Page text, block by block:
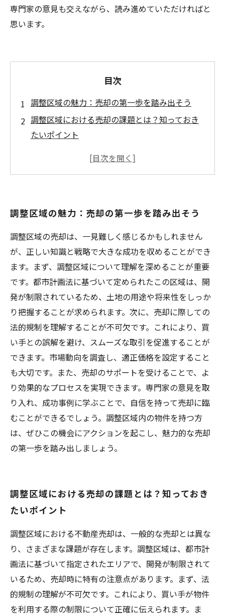
専門家の意見も交えながら、読み進めていただければと
思います。
目次
調整区域の魅力：売却の第一歩を踏み出そう
調整区域における売却の課題とは？知っておき
たいポイント
成功するための戦略：調整区域売却のコツを解
買い手との交渉術：調整区域での成功事例を学
ぼう
専門家が語る！調整区域売却に必要なサポート
とは
調整区域売却の成功へ：まとめと今後の展望
調整区域の魅力：売却の第一歩を踏み出そう
調整区域の売却は、一見難しく感じるかもしれません
が、正しい知識と戦略で大きな成功を収めることができ
ます。まず、調整区域について理解を深めることが重要
です。都市計画法に基づいて定められたこの区域は、開
発が制限されているため、土地の用途や将来性をしっか
り把握することが求められます。次に、売却に際しての
法的規制を理解することが不可欠です。これにより、買
い手との誤解を避け、スムーズな取引を促進することが
できます。市場動向を調査し、適正価格を設定すること
も大切です。また、売却のサポートを受けることで、よ
り効果的なプロセスを実現できます。専門家の意見を取
り入れ、成功事例に学ぶことで、自信を持って売却に臨
むことができるでしょう。調整区域内の物件を持つ方
は、ぜひこの機会にアクションを起こし、魅力的な売却
の第一歩を踏み出しましょう。
調整区域における売却の課題とは？知っておき
たいポイント
調整区域における不動産売却は、一般的な売却とは異な
り、さまざまな課題が存在します。調整区域は、都市計
画法に基づいて指定されたエリアで、開発が制限されて
いるため、売却時に特有の注意点があります。まず、法
的規制の理解が不可欠です。これにより、買い手が物件
を利用する際の制限について正確に伝えられます。ま